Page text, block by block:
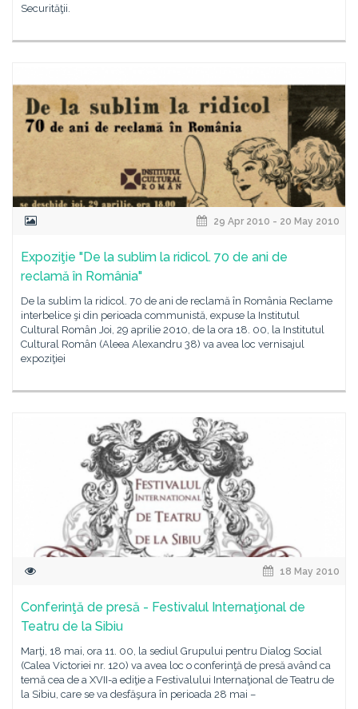
Securităţii.
29 Apr 2010 - 20 May 2010
Expoziţie "De la sublim la ridicol. 70 de ani de
reclamă în România"
De la sublim la ridicol. 70 de ani de reclamă în România Reclame
interbelice şi din perioada communistă, expuse la Institutul
Cultural Român Joi, 29 aprilie 2010, de la ora 18. 00, la Institutul
Cultural Român (Aleea Alexandru 38) va avea loc vernisajul
expoziţiei
18 May 2010
Conferinţă de presă - Festivalul Internaţional de
Teatru de la Sibiu
Marţi, 18 mai, ora 11. 00, la sediul Grupului pentru Dialog Social
(Calea Victoriei nr. 120) va avea loc o conferinţă de presă având ca
temă cea de a XVII-a ediţie a Festivalului Internaţional de Teatru de
la Sibiu, care se va desfăşura în perioada 28 mai –